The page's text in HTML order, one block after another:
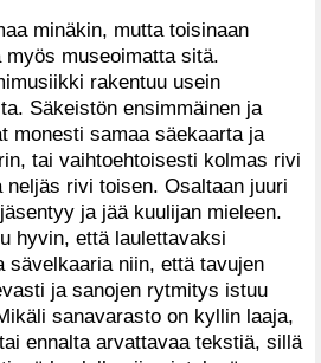
minäkin, mutta toisinaan
museoimatta sitä.
rakentuu usein
Säkeistön ensimmäinen ja
monesti samaa säekaarta ja
tai vaihtoehtoisesti kolmas rivi
neljäs rivi toisen. Osaltaan juuri
ja jää kuulijan mieleen.
hyvin, että laulettavaksi
sävelkaaria niin, että tavujen
ja sanojen rytmitys istuu
sanavarasto on kyllin laaja,
ennalta arvattavaa tekstiä, sillä